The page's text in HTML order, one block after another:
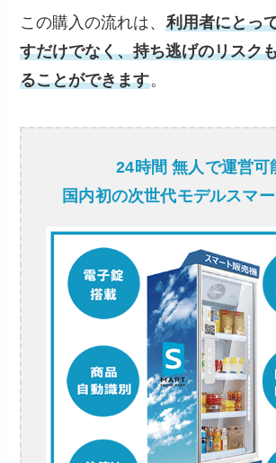
この購入の流れは、利用者にとっ
すだけでなく、持ち逃げのリスク
ることができます。
24時間 無人で運営可
国内初の次世代モデルスマ